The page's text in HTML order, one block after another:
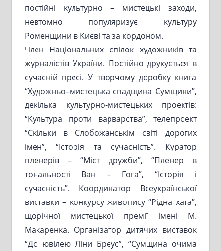
постійні культурно – мистецькі заходи,
невтомно популяризує культуру
Роменщини в Києві та за кордоном.
Член Національних спілок художників та
журналістів України. Постійно друкується в
сучасній пресі. У творчому доробку книга
“Художньо–мистецька спадщина Сумщини”,
декілька культурно-мистецьких проектів:
“Культура проти варварства”, телепроект
“Скільки в Слобожанськім світі дорогих
імен”, “Історія та сучасність”. Куратор
пленерів – “Міст дружби”, “Пленер в
тональності Ван – Гога”, “Історія і
сучасність”. Координатор Всеукраїнської
виставки – конкурсу живопису “Рідна хата”,
щорічної мистецької премії імені М.
Макаренка. Організатор дитячих виставок
“До ювілею Ліни Бреус”, “Сумщина очима